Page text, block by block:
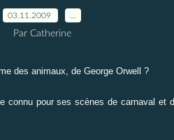
03.11.2009
Par Catherine
des animaux, de George Orwell ?
connu pour ses scènes de carnaval et